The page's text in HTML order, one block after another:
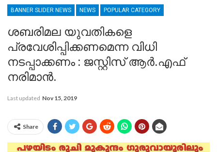
BANNER SLIDER NEWS NEWS POPULAR CATEGORY
ശബരിമല യുവതികളെ
പ്രവേശിപ്പിക്കണമെന്ന വിധി
നടപ്പാക്കണം : ജസ്റ്റിസ് ആർ.എഫ്
നരിമാൻ.
Last updated Nov 15, 2019
Share